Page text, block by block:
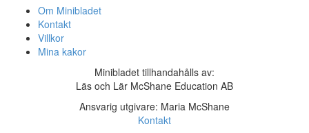
Om Minibladet
Kontakt
Villkor
Mina kakor
Minibladet tillhandahålls av:
Läs och Lär McShane Education AB
Ansvarig utgivare: Maria McShane
Kontakt